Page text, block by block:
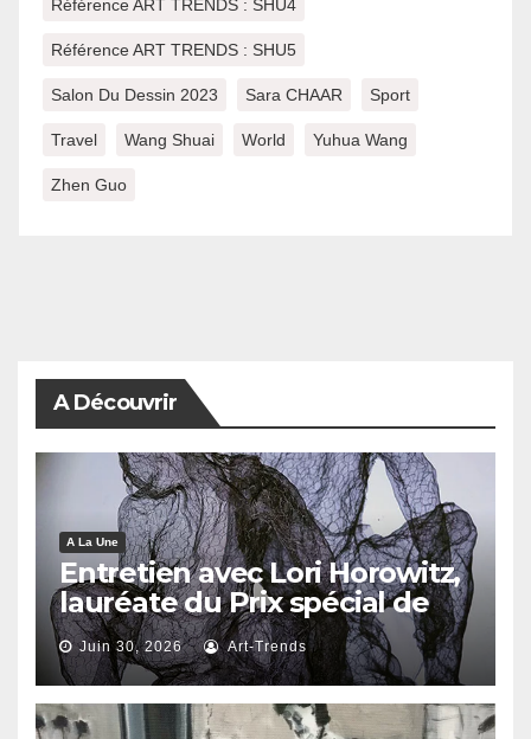
Référence ART TRENDS : SHU4
Référence ART TRENDS : SHU5
Salon Du Dessin 2023 Sara CHAAR Sport
Travel Wang Shuai World Yuhua Wang
Zhen Guo
A Découvrir
A La Une
Entretien avec Lori Horowitz,
lauréate du Prix spécial de
reconnaissance artistique
2026
Juin 30, 2026 Art-Trends